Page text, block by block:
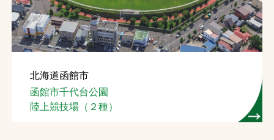
北海道函館市
函館市千代台公園
陸上競技場（２種）